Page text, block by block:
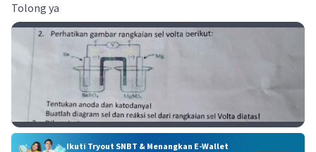
Tolong ya
Ikuti Tryout SNBT & Menangkan E-Wallet